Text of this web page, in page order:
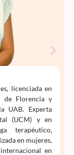
licenciada en
de Florencia y
UAB. Experta
(UCM) y en
terapéutico,
en mujeres,
en